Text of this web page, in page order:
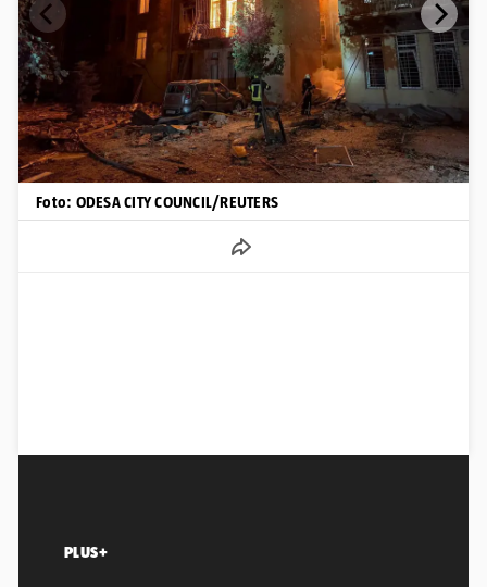
Foto: ODESA CITY COUNCIL/REUTERS
PLUS+